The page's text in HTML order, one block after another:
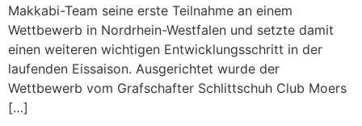
Makkabi-Team seine erste Teilnahme an einem
Wettbewerb in Nordrhein-Westfalen und setzte damit
einen weiteren wichtigen Entwicklungsschritt in der
laufenden Eissaison. Ausgerichtet wurde der
Wettbewerb vom Grafschafter Schlittschuh Club Moers
[…]